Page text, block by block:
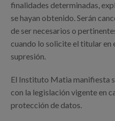
finalidades determinadas,
se hayan obtenido. Serán
de ser necesarios o
cuando lo solicite el titular en
supresión.
El Instituto Matia manifiesta
con la legislación vigente en
protección de datos.